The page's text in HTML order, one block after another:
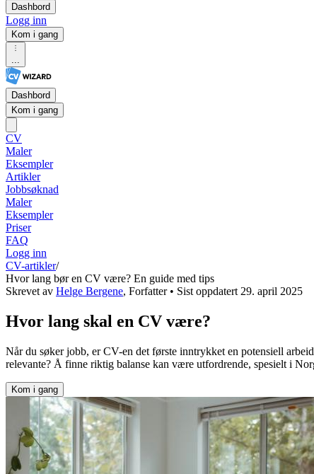
Dashbord
Logg inn
Kom i gang
...
Dashbord
Kom i gang
CV
Maler
Eksempler
Artikler
Jobbsøknad
Maler
Eksempler
Priser
FAQ
Logg inn
CV-artikler/
Hvor lang bør en CV være? En guide med tips
Skrevet av Helge Bergene, Forfatter• Sist oppdatert 29. april 2025
Hvor lang skal en CV være?
Når du søker jobb, er CV-en det første inntrykket en potensiell
relevante? Å finne riktig balanse kan være utfordrende, spesielt i
Kom i gang